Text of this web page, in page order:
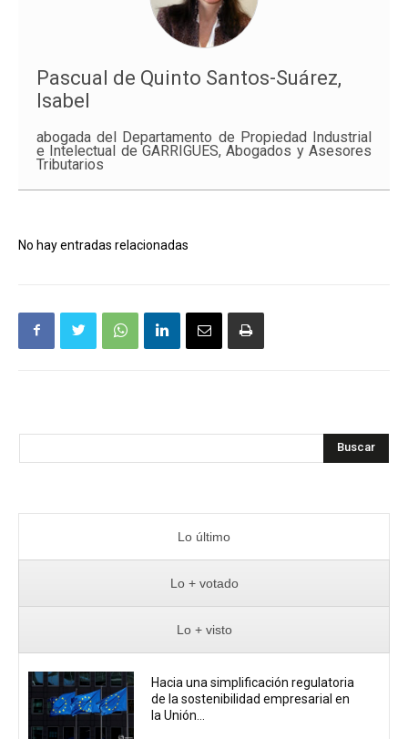
Pascual de Quinto Santos-Suárez,
Isabel
abogada del Departamento de Propiedad Industrial
e Intelectual de GARRIGUES, Abogados y Asesores
Tributarios
No hay entradas relacionadas
Buscar
Lo último
Lo + votado
Lo + visto
Hacia una simplificación regulatoria
de la sostenibilidad empresarial en
la Unión...